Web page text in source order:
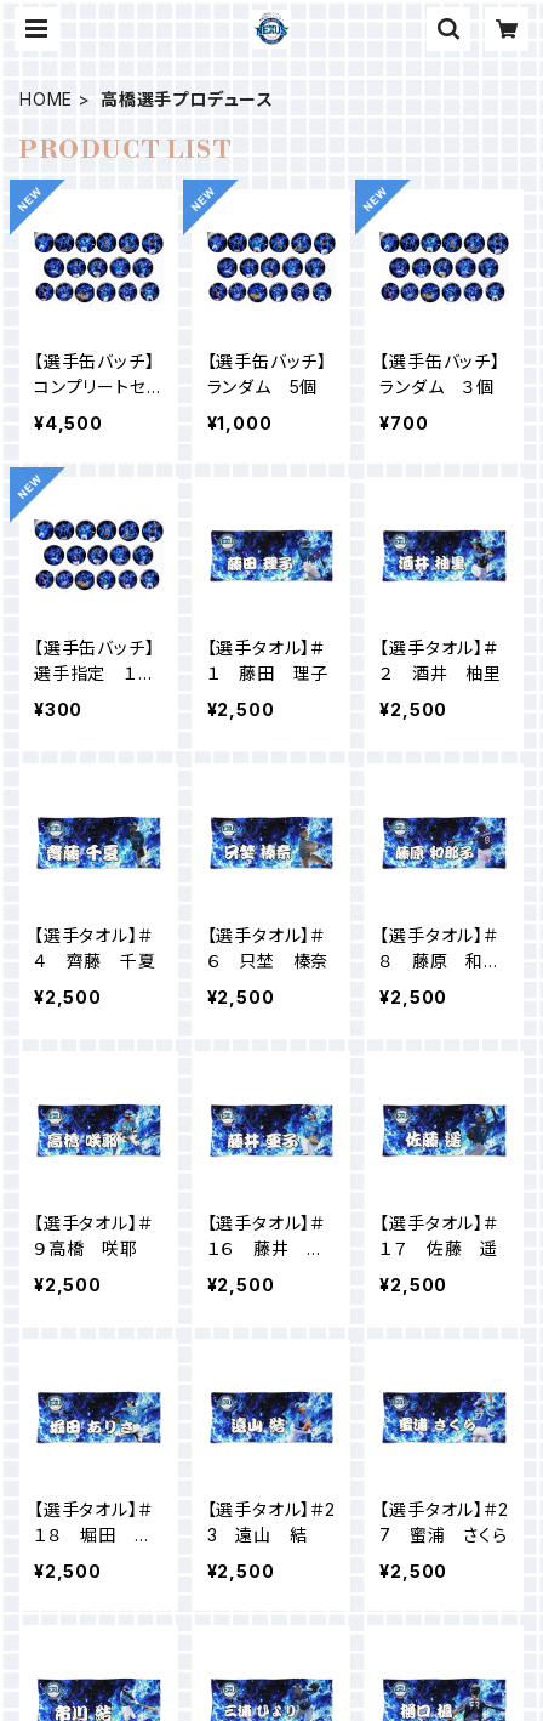
HOME 高橋選手プロデュース
PRODUCT LIST
【選手缶バッチ】
コンプリートセッ
ト
¥4,500
【選手缶バッチ】
ランダム 5個
¥1,000
【選手缶バッチ】
ランダム ３個
¥700
【選手缶バッチ】
選手指定 １
個〜
¥300
【選手タオル】＃
１ 藤田 理子
¥2,500
【選手タオル】＃
２ 酒井 柚里
¥2,500
【選手タオル】＃
４ 齊藤 千夏
¥2,500
【選手タオル】＃
６ 只埜 榛奈
¥2,500
【選手タオル】＃
８ 藤原 和那
子
¥2,500
【選手タオル】＃
９高橋 咲耶
¥2,500
【選手タオル】＃
１６ 藤井 亜
子
¥2,500
【選手タオル】＃
１７ 佐藤 遥
¥2,500
【選手タオル】＃
１８ 堀田 あ
りさ
¥2,500
【選手タオル】＃2
3 遠山 結
¥2,500
【選手タオル】＃2
7 蜜浦 さくら
¥2,500